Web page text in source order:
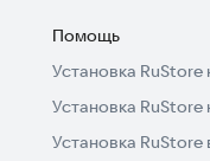
Помощь
Установка RuStore
Установка RuStore
Установка